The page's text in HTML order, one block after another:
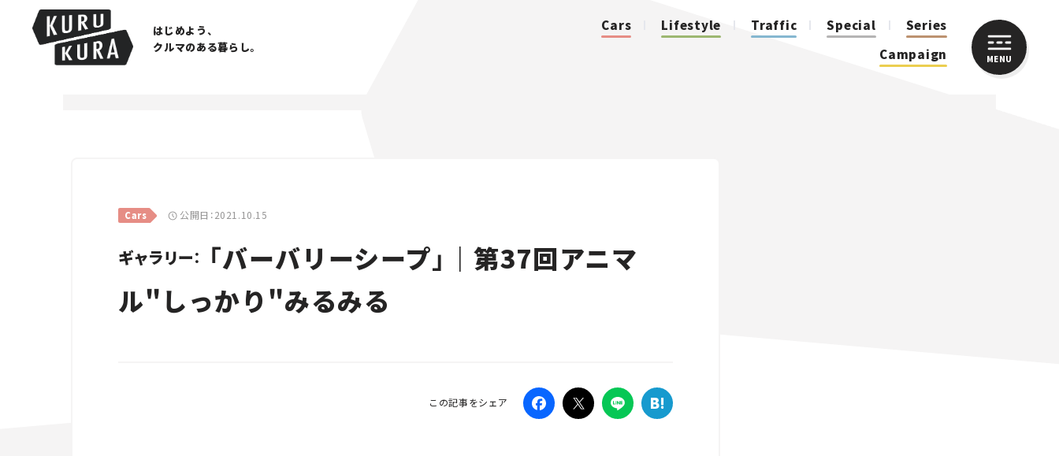
はじめよう、
クルマのある暮らし。
Cars Lifestyle Traffic Special
Series
Campaign
MENU
Cars 公開日：2021.10.15
ギャラリー： 「バーバリーシープ」｜第37回アニマ
ル"しっかり"みるみる
この記事をシェア
CLOSE
Traffic
Campaign